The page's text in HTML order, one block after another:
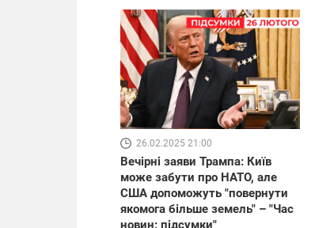
26.02.2025 21:00
Вечірні заяви Трампа: Київ
може забути про НАТО, але
США допоможуть "повернути
якомога більше земель" – "Час
новин: підсумки"